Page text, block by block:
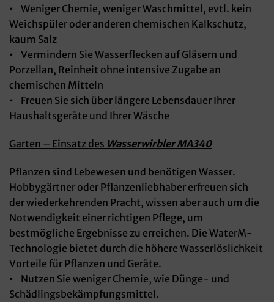
• Weniger Chemie, weniger Waschmittel, evtl. kein
Weichspüler oder anderen chemischen Kalkschutz,
kaum Salz
• Vermindern Sie Wasserflecken auf Gläsern und
Porzellan, Reinheit ohne intensive Zugabe an
chemischen Mitteln
• Freuen Sie sich über längere Lebensdauer Ihrer
Haushaltsgeräte und Ihrer Wäsche
Garten – Einsatz des Wasserwirbler MA340
Pflanzen sind Lebewesen und benötigen Wasser.
Hobbygärtner oder Pflanzenliebhaber erfreuen sich
der wiederkehrenden Pracht, wissen aber auch um die
Notwendigkeit einer richtigen Pflege, um
bestmögliche Ergebnisse zu erreichen. Die WaterM-
Technologie bietet durch die höhere Wasserlöslichkeit
Vorteile für Pflanzen und Geräte.
• Nutzen Sie weniger Chemie, wie Dünge- und
Schädlingsbekämpfungsmittel.